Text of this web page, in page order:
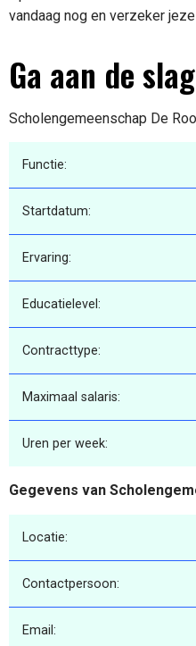
vandaag nog en verzeker
Ga aan de
Scholengemeenschap De
Functie:
Startdatum:
Ervaring:
Educatielevel:
Contracttype:
Maximaal salaris:
Uren per week:
Gegevens van
Locatie:
Contactpersoon:
Email: